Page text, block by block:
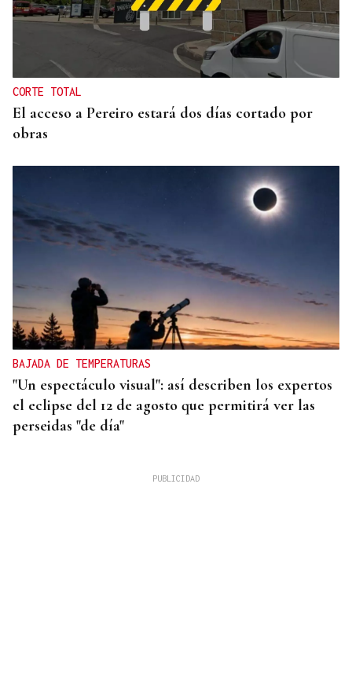
CORTE TOTAL
El acceso a Pereiro estará dos días cortado por
obras
BAJADA DE TEMPERATURAS
"Un espectáculo visual": así describen los expertos
el eclipse del 12 de agosto que permitirá ver las
perseidas "de día"